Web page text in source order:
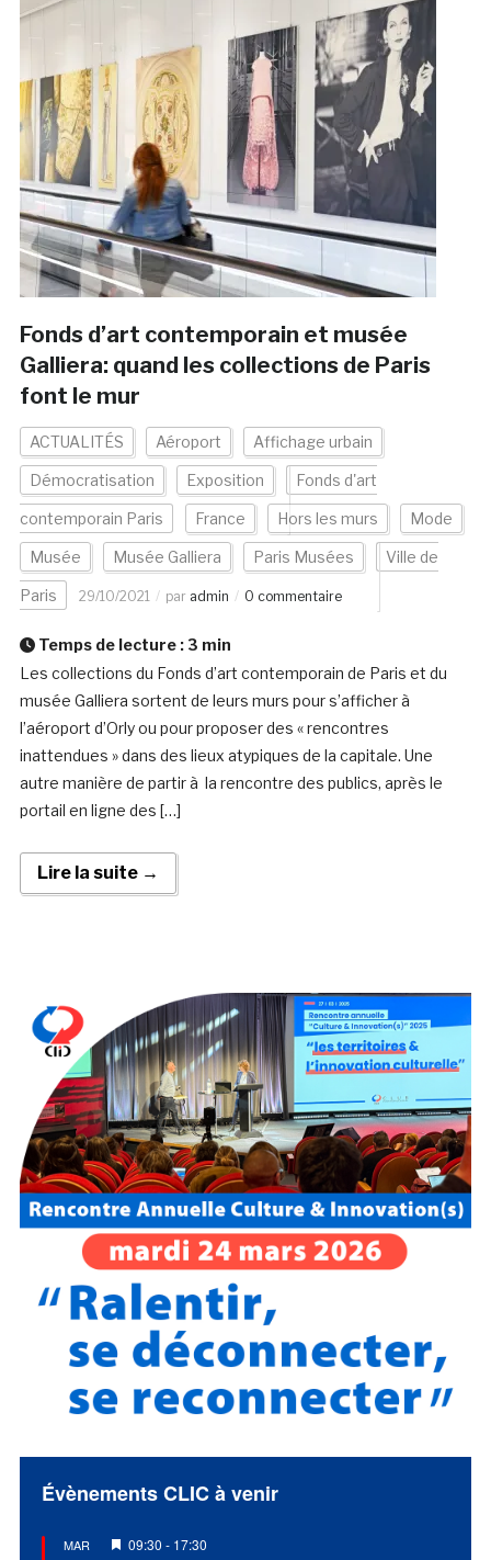
Fonds d’art contemporain et musée
Galliera: quand les collections de Paris
font le mur
ACTUALITÉS Aéroport Affichage urbain
Démocratisation Exposition Fonds d'art
contemporain Paris France Hors les murs Mode
Musée Musée Galliera Paris Musées Ville de
Paris 29/10/2021 par admin 0 commentaire
Temps de lecture : 3 min
Les collections du Fonds d’art contemporain de Paris et du
musée Galliera sortent de leurs murs pour s’afficher à
l’aéroport d’Orly ou pour proposer des « rencontres
inattendues » dans des lieux atypiques de la capitale. Une
autre manière de partir à la rencontre des publics, après le
portail en ligne des […]
Lire la suite →
Évènements CLIC à venir
MAR
Mis
09:30 - 17:30